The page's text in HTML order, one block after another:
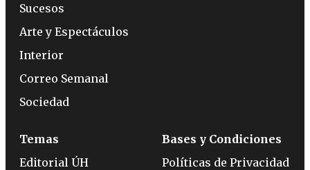
Sucesos
Arte y Espectáculos
Interior
Correo Semanal
Sociedad
Temas
Editorial ÚH
Bases y Condiciones
Políticas de Privacidad